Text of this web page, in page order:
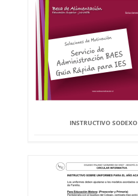
INSTRUCTIVO SODEXO